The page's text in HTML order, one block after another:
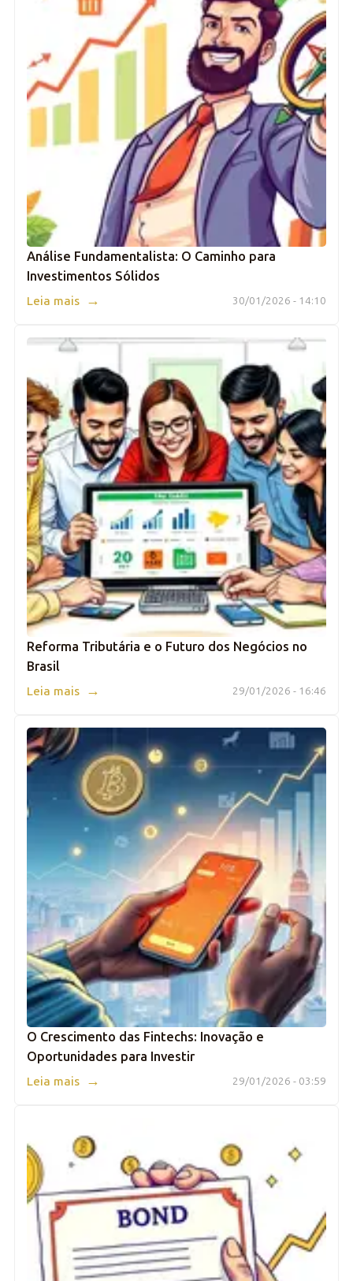
Análise Fundamentalista: O Caminho para
Investimentos Sólidos
30/01/2026 - 14:10
Leia mais →
Reforma Tributária e o Futuro dos Negócios no
Brasil
29/01/2026 - 16:46
Leia mais →
O Crescimento das Fintechs: Inovação e
Oportunidades para Investir
29/01/2026 - 03:59
Leia mais →